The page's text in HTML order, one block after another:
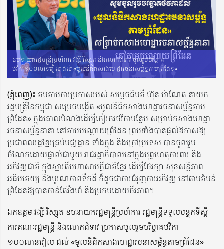
ឧបនាយករដ្ឋមន្រ្តីប្រចាំការ វង្សី វិស្សុត និងលោកជំទាវ ចូលរួមបរិច្ចាគ
ថវិកា១០០លានរៀល ដល់ «មូលនិធិកសាងហេដ្ឋារចនាសម្ព័ន្ធតាមព្រំដែន»
(ភ្នំពេញ)៖ តបតាមការប្រកាសរបស់ សម្តេចធិបតី ហ៊ុន ម៉ាណែត នាយក
រដ្ឋមន្រ្តីនៃកម្ពុជា សម្រេចបង្កើត «មូលនិធិកសាងហេដ្ឋារចនាសម្ព័ន្ធតាម
ព្រំដែន» ក្នុងគោលបំណងដើម្បីកៀរគរថវិកាបន្ថែម សម្រាប់កសាងហេដ្ឋា
រចនាសម្ព័ន្ធនានា នៅតាមបណ្តោយព្រំដែន ព្រមទាំងបានផ្តល់ឱកាសឱ្យ
ប្រជាពលរដ្ឋខ្មែរគ្រប់មជ្ឈដ្ឋាន ទាំងក្នុង និងក្រៅប្រទេស បានចូលរួម
ចំណែកដោយផ្ទាល់ជាមួយ រាជរដ្ឋាភិបាលនៅក្នុងបុព្វហេតុការពារ និង
អភិវឌ្ឍជាតិ ក្នុងស្មារតីមហាសាមគ្គីជាតិខ្មែរ ដើម្បីថែរក្សា សុខសន្តិភាព
អធិបតេយ្យ និងបូរណភាពទឹកដី ក៏ដូចជាការជំរុញការអភិវឌ្ឍ នៅតាមតំបន់
ព្រំដែនឱ្យបានកាន់តែរឹងមាំ និងប្រកបដោយចីរភាព។
ឯកឧត្តម វង្សី វិស្សុត ឧបនាយករដ្ឋមន្រ្តីប្រចាំការ រដ្ឋមន្រ្តីទទួលបន្ទុកទីស្តី
ការគណៈរដ្ឋមន្រ្តី និងលោកជំទាវ ប្រកាសចូលរួមបរិច្ចាគថវិកា
១០០លានរៀល ដល់ «មូលនិធិកសាងហេដ្ឋារចនាសម្ព័ន្ធតាមព្រំដែន»